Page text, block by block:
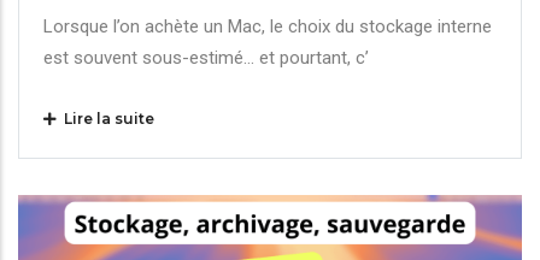
Lorsque l’on achète un Mac, le choix du stockage interne
est souvent sous-estimé… et pourtant, c’
Lire la suite